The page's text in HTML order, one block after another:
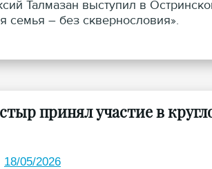
Талмазан выступил в
семья – без сквернословия».
принял участие в
18/05/2026